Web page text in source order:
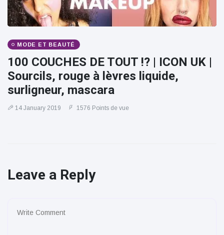
MODE ET BEAUTÉ
100 COUCHES DE TOUT !? | ICON UK |
Sourcils, rouge à lèvres liquide,
surligneur, mascara
14 January 2019 1576 Points de vue
Leave a Reply